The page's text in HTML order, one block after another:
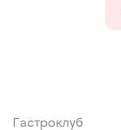
Гастроклуб